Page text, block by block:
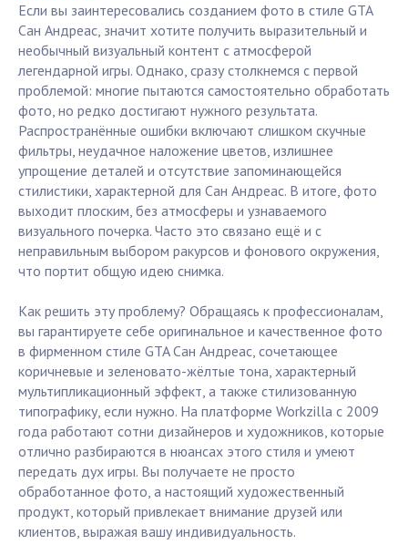
Если вы заинтересовались созданием фото в стиле GTA
Сан Андреас, значит хотите получить выразительный и
необычный визуальный контент с атмосферой
легендарной игры. Однако, сразу столкнемся с первой
проблемой: многие пытаются самостоятельно обработать
фото, но редко достигают нужного результата.
Распространённые ошибки включают слишком скучные
фильтры, неудачное наложение цветов, излишнее
упрощение деталей и отсутствие запоминающейся
стилистики, характерной для Сан Андреас. В итоге, фото
выходит плоским, без атмосферы и узнаваемого
визуального почерка. Часто это связано ещё и с
неправильным выбором ракурсов и фонового окружения,
что портит общую идею снимка.
Как решить эту проблему? Обращаясь к профессионалам,
вы гарантируете себе оригинальное и качественное фото
в фирменном стиле GTA Сан Андреас, сочетающее
коричневые и зеленовато-жёлтые тона, характерный
мультипликационный эффект, а также стилизованную
типографику, если нужно. На платформе Workzilla с 2009
года работают сотни дизайнеров и художников, которые
отлично разбираются в нюансах этого стиля и умеют
передать дух игры. Вы получаете не просто
обработанное фото, а настоящий художественный
продукт, который привлекает внимание друзей или
клиентов, выражая вашу индивидуальность.